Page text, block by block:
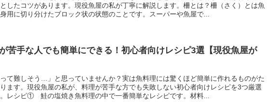
したコツがあります。現役魚屋の私が丁寧に解説します。柵とは？柵（さく）とは魚
用に切り分けたブロック状の状態のことです。スーパーや魚屋で...
苦手な人でも簡単にできる！初心者向けレシピ3選【現役魚屋が
って難しそう…」と思っていませんか？実は魚料理には驚くほど簡単に作れるものがた
ます。現役魚屋の私が、料理が苦手な方でも失敗しない初心者向けレシピを3つ厳選
。レシピ① 鮭の塩焼き魚料理の中で一番簡単なレシピです。材料...